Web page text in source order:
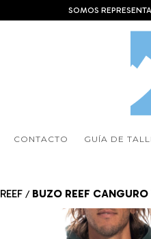
SOMOS
CONTACTO GUÍA DE
REEF / BUZO REEF